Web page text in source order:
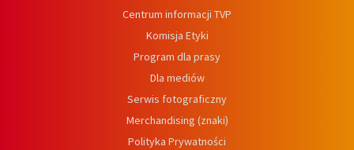
Centrum informacji TVP
Komisja Etyki
Program dla prasy
Dla mediów
Serwis fotograficzny
Merchandising (znaki)
Polityka Prywatności